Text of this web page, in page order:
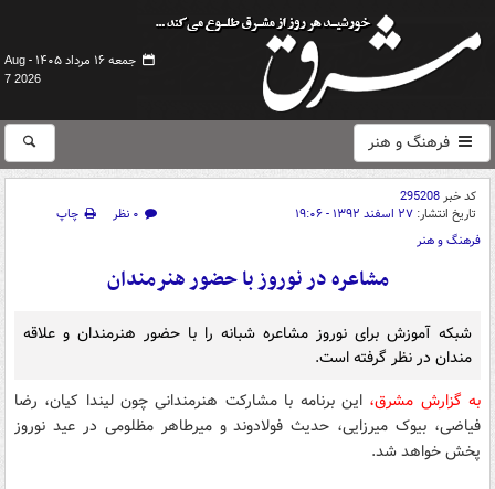
جمعه ۱۶ مرداد ۱۴۰۵ -
Aug
7 2026
فرهنگ و هنر
کد خبر295208
تاریخ انتشار: ۲۷ اسفند ۱۳۹۲ - ۱۹:۰۶ ۰ نظر
چاپ
فرهنگ و هنر
مشاعره در نوروز با حضور هنرمندان
شبکه آموزش برای نوروز مشاعره شبانه را با حضور هنرمندان و علاقه
مندان در نظر گرفته است.
به گزارش مشرق، این برنامه با مشارکت هنرمندانی چون لیندا کیان، رضا
فیاضی، بیوک میرزایی، حدیث فولادوند و میرطاهر مظلومی در عید نوروز
پخش خواهد شد.